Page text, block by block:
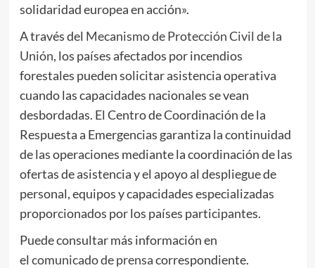
solidaridad europea en acción».
A través del Mecanismo de Protección Civil de la
Unión, los países afectados por incendios
forestales pueden solicitar asistencia operativa
cuando las capacidades nacionales se vean
desbordadas. El Centro de Coordinación de la
Respuesta a Emergencias garantiza la continuidad
de las operaciones mediante la coordinación de las
ofertas de asistencia y el apoyo al despliegue de
personal, equipos y capacidades especializadas
proporcionados por los países participantes.
Puede consultar más información en
el comunicado de prensacorrespondiente.